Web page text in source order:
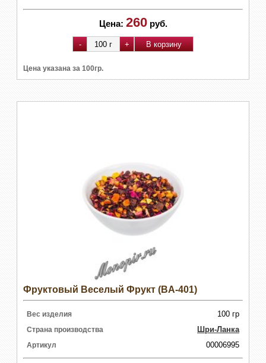
Цена: 260 руб.
Цена указана за 100гр.
Фруктовый Веселый Фрукт (BA-401)
Вес изделия 100 гр
Страна производства Шри-Ланка
Артикул 00006995